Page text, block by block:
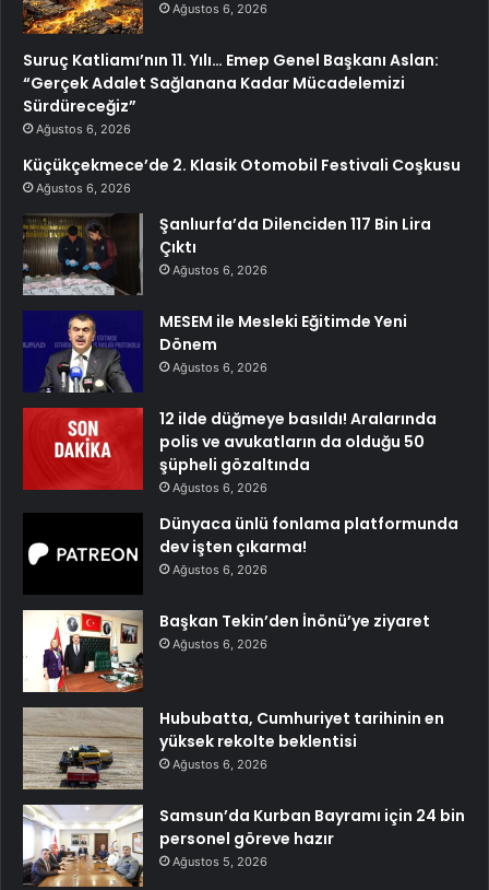
Ağustos 6, 2026
Suruç Katliamı’nın 11. Yılı… Emep Genel Başkanı Aslan:
“Gerçek Adalet Sağlanana Kadar Mücadelemizi
Sürdüreceğiz”
Ağustos 6, 2026
Küçükçekmece’de 2. Klasik Otomobil Festivali Coşkusu
Ağustos 6, 2026
Şanlıurfa’da Dilenciden 117 Bin Lira
Çıktı
Ağustos 6, 2026
MESEM ile Mesleki Eğitimde Yeni
Dönem
Ağustos 6, 2026
12 ilde düğmeye basıldı! Aralarında
polis ve avukatların da olduğu 50
şüpheli gözaltında
Ağustos 6, 2026
Dünyaca ünlü fonlama platformunda
dev işten çıkarma!
Ağustos 6, 2026
Başkan Tekin’den İnönü’ye ziyaret
Ağustos 6, 2026
Hububatta, Cumhuriyet tarihinin en
yüksek rekolte beklentisi
Ağustos 6, 2026
Samsun’da Kurban Bayramı için 24 bin
personel göreve hazır
Ağustos 5, 2026